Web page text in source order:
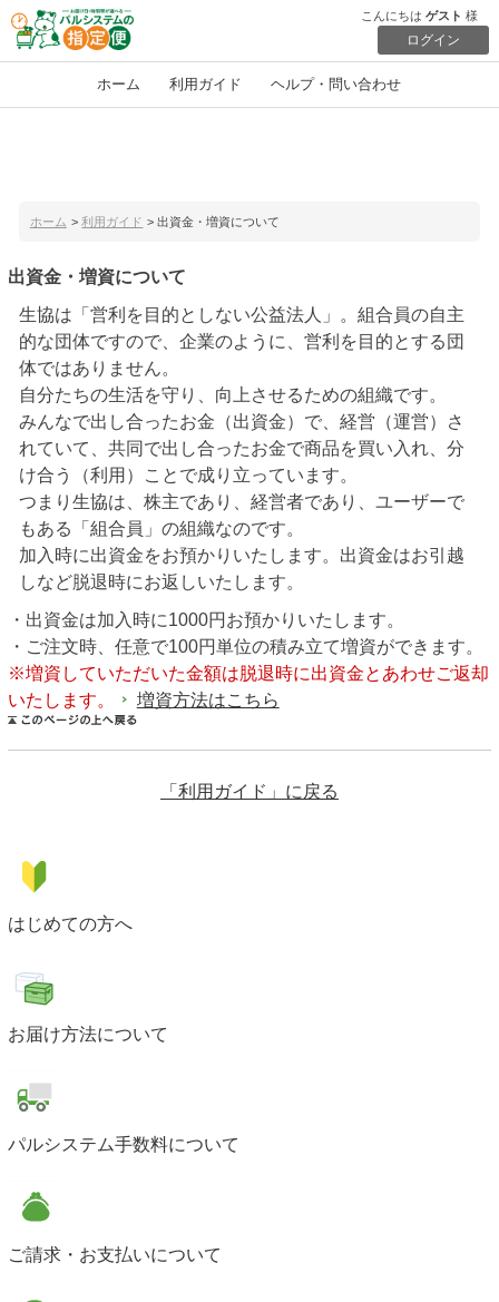
こんにちはゲスト 様
ログイン
ホーム 利用ガイド ヘルプ・問い合わせ
ホーム > 利用ガイド > 出資金・増資について
出資金・増資について
生協は「営利を目的としない公益法人」。組合員の自主
的な団体ですので、企業のように、営利を目的とする団
体ではありません。
自分たちの生活を守り、向上させるための組織です。
みんなで出し合ったお金（出資金）で、経営（運営）さ
れていて、共同で出し合ったお金で商品を買い入れ、分
け合う（利用）ことで成り立っています。
つまり生協は、株主であり、経営者であり、ユーザーで
もある「組合員」の組織なのです。
加入時に出資金をお預かりいたします。出資金はお引越
しなど脱退時にお返しいたします。
・出資金は加入時に1000円お預かりいたします。
・ご注文時、任意で100円単位の積み立て増資ができます。
※増資していただいた金額は脱退時に出資金とあわせご返却
いたします。
増資方法はこちら
「利用ガイド」に戻る
はじめての方へ
お届け方法について
パルシステム手数料について
ご請求・お支払いについて